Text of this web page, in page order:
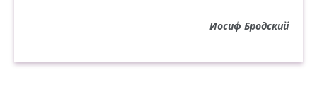
Иосиф Бродский